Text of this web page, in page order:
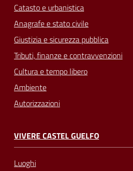
Catasto e urbanistica
Anagrafe e stato civile
Giustizia e sicurezza pubblica
Tributi, finanze e contravvenzioni
Cultura e tempo libero
Ambiente
Autorizzazioni
VIVERE CASTEL GUELFO
Luoghi